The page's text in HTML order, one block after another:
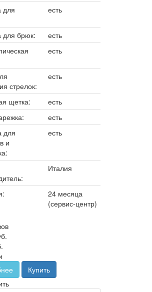
для
есть
для брюк:
есть
есть
стрелок:
есть
щетка:
есть
есть
для
и
есть
Италия
24 месяца
(сервис-центр)
Купить